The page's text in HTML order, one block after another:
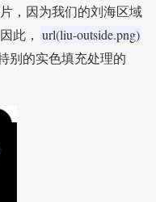
，因为我们的刘海区域
此，
url(liu-outside.png)
别的实色填充处理的